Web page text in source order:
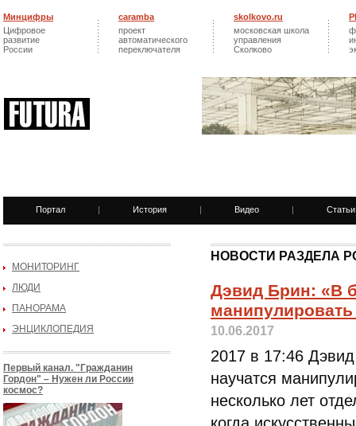
Минцифры
Цифровое
развитие
России
caramba
проект
автоматического
переключателя
skolkovo.ru
московская школа
управления
Сколково
Портал | История | Видео | Статьи
МОНИТОРИНГ
ЛЮДИ
ПАНОРАМА
ЭНЦИКЛОПЕДИЯ
Первый канал. "Гражданин
Гордон" – Нужен ли России
космос?
НОВОСТИ РАЗДЕЛА
Дэвид Брин: «В
10.06.2017
2017 в 17:46
научатся
несколько лет